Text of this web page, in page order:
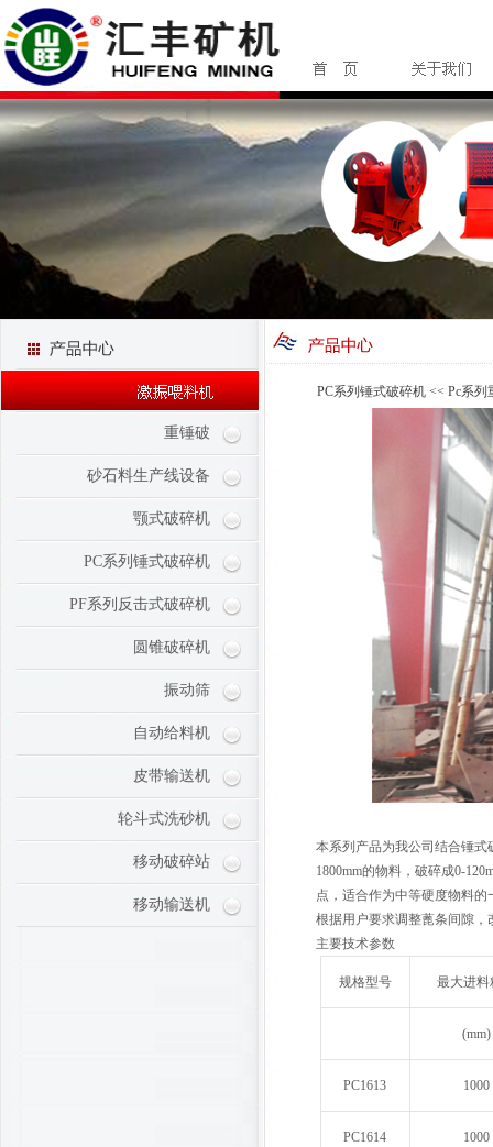
重锤破
砂石料生产线设备
颚式破碎机
PC系列锤式破碎机
PF系列反击式破碎机
圆锥破碎机
振动筛
自动给料机
皮带输送机
轮斗式洗砂机
移动破碎站
移动输送机
PC系列锤式破碎机 << Pc系
本系列产品为我公司结合锤
1800mm的物料，破碎成0-
点，适合作为中等硬度物料
根据用户要求调整蓖条间隙
主要技术参数
规格型号 最大进料
(mm)
PC1613 1000
PC1614 1000